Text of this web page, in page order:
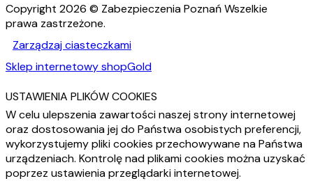
Copyright 2026 © Zabezpieczenia Poznań Wszelkie
prawa zastrzeżone.
Zarządzaj ciasteczkami
Sklep internetowy shopGold
USTAWIENIA PLIKÓW COOKIES
W celu ulepszenia zawartości naszej strony internetowej
oraz dostosowania jej do Państwa osobistych preferencji,
wykorzystujemy pliki cookies przechowywane na Państwa
urządzeniach. Kontrolę nad plikami cookies można uzyskać
poprzez ustawienia przeglądarki internetowej.